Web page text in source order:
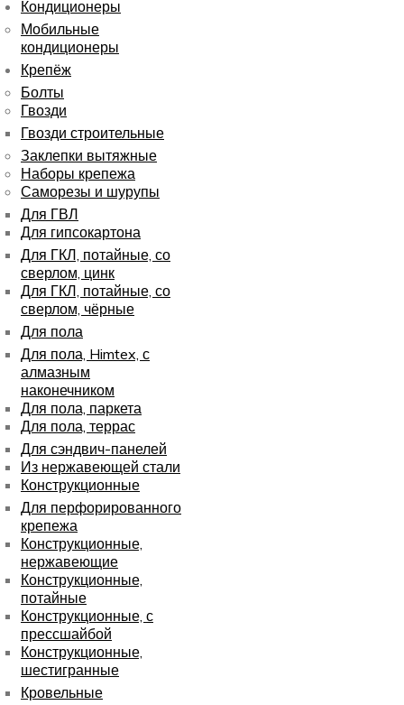
Кондиционеры
Мобильные
кондиционеры
Крепёж
Болты
Гвозди
Гвозди строительные
Заклепки вытяжные
Наборы крепежа
Саморезы и шурупы
Для ГВЛ
Для гипсокартона
Для ГКЛ, потайные, со
сверлом, цинк
Для ГКЛ, потайные, со
сверлом, чёрные
Для пола
Для пола, Himtex, с
алмазным
наконечником
Для пола, паркета
Для пола, террас
Для сэндвич-панелей
Из нержавеющей стали
Конструкционные
Для перфорированного
крепежа
Конструкционные,
нержавеющие
Конструкционные,
потайные
Конструкционные, с
прессшайбой
Конструкционные,
шестигранные
Кровельные